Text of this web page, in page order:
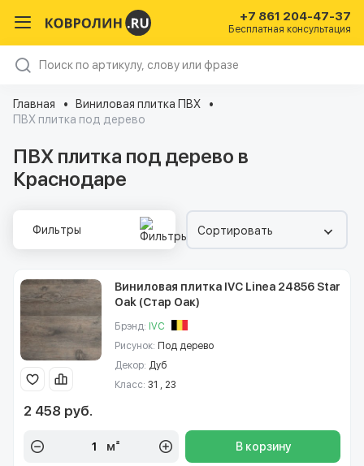
+7 861 204-47-37
Бесплатная консультация
Главная
Виниловая плитка ПВХ
ПВХ плитка под дерево
ПВХ плитка под дерево в
Краснодаре
Фильтры Сортировать
Виниловая плитка IVC Linea 24856 Star
Oak (Стар Оак)
Брэнд: IVC
Рисунок: Под дерево
Декор: Дуб
Класс: 31 , 23
2 458 руб.
м² В корзину